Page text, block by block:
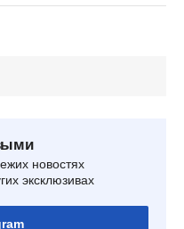
новостях
эксклюзивах